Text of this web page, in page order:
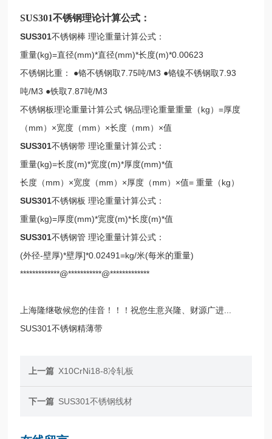
SUS301不锈钢理论计算公式：
SUS301不锈钢棒 理论重量计算公式：
重量(kg)=直径(mm)*直径(mm)*长度(m)*0.00623
不锈钢比重： ●铬不锈钢取7.75吨/M3 ●铬镍不锈钢取7.93
吨/M3 ●铁取7.87吨/M3
不锈钢板理论重量计算公式 钢品理论重量重量（kg）=厚度
（mm）×宽度（mm）×长度（mm）×值
SUS301不锈钢带 理论重量计算公式：
重量(kg)=长度(m)*宽度(m)*厚度(mm)*值
长度（mm）×宽度（mm）×厚度（mm）×值= 重量（kg）
SUS301不锈钢板 理论重量计算公式：
重量(kg)=厚度(mm)*宽度(m)*长度(m)*值
SUS301不锈钢管 理论重量计算公式：
(外径-壁厚)*壁厚]*0.02491=kg/米(每米的重量)
*************@***********@*************
上海隆继敬候您的佳音！！！祝您生意兴隆、财源广进...
SUS301不锈钢精薄带
上一篇 X10CrNi18-8冷轧板
下一篇 SUS301不锈钢线材